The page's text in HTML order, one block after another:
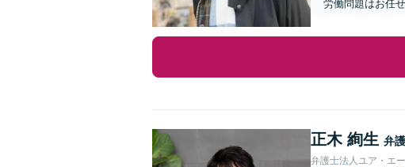
労働問題はお任せ
正木 絢生 弁
弁護士法人ユア・エ